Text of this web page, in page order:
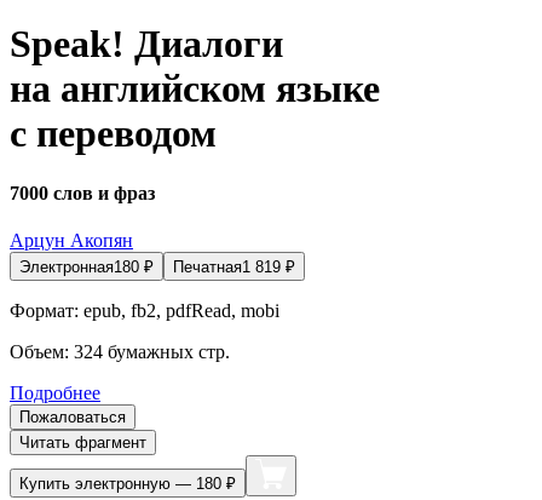
Speak! Диалоги
на английском языке
с переводом
7000 слов и фраз
Арцун Акопян
Электронная180 ₽ Печатная1 819 ₽
Формат: epub, fb2, pdfRead, mobi
Объем: 324 бумажных стр.
Подробнее
Пожаловаться
Читать фрагмент
Купить электронную — 180 ₽